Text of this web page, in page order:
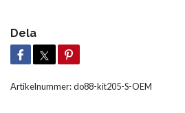
Dela
Artikelnummer:do88-kit205-S-OEM